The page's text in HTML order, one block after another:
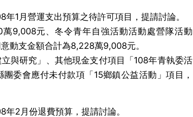
1月營運支出預算之待許可項目，提請討論。
9,008元、冬令青年自強活動活動處營隊活動
動支金額合計為8,228萬9,008元。
與研究」、其他現金支付項目「108年青執委活
委會應付未付款項「15鄉鎮公益活動」項目，
2月份退費預算，提請討論。